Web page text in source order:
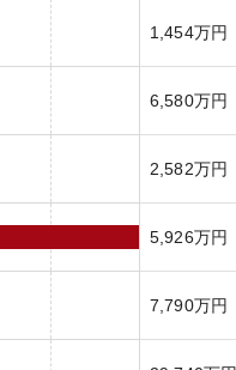
1,454万円
6,580万円
2,582万円
5,926万円
7,790万円